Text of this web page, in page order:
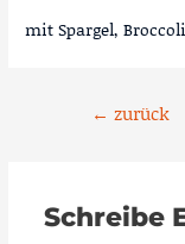
mit Spargel,
← zurück
Schreibe